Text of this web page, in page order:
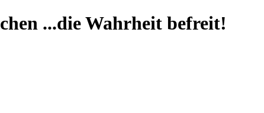
...die Wahrheit befreit!